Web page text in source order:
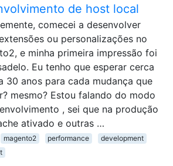
de host local
comecei a desenvolver
ou personalizações no
e minha primeira impressão foi
Eu tenho que esperar cerca
30 anos para cada mudança que
mesmo? Estou falando do modo
, sei que na produção
ativado e outras …
magento2 performance
development